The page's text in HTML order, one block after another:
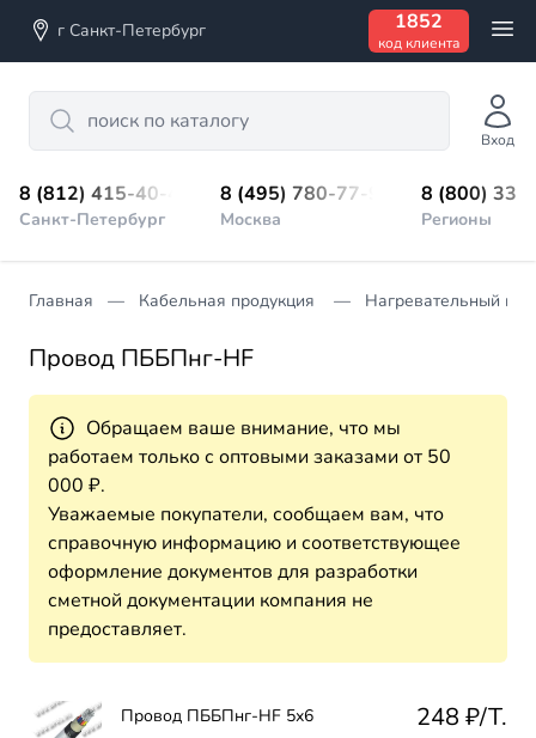
г Санкт-Петербург 1852
код клиента
Search
Вход
8 (812) 415-40-45
Санкт-Петербург
8 (495) 780-77-98
Москва
8 (800)
Регионы
Главная Кабельная продукция Нагревательный
Провод ПББПнг-HF
Обращаем ваше внимание, что мы
работаем только с оптовыми заказами от 50
000 ₽.
Уважаемые покупатели, сообщаем вам, что
справочную информацию и соответствующее
оформление документов для разработки
сметной документации компания не
предоставляет.
Провод ПББПнг-HF 5х6 248 ₽/T.